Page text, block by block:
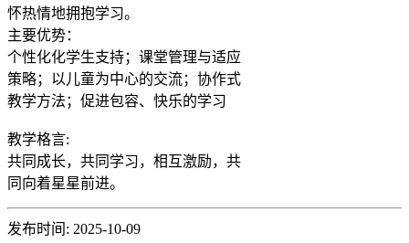
怀热情地拥抱学习。
主要优势：
个性化化学生支持；课堂管理与适应
策略；以儿童为中心的交流；协作式
教学方法；促进包容、快乐的学习
教学格言:
共同成长，共同学习，相互激励，共
同向着星星前进。
发布时间: 2025-10-09